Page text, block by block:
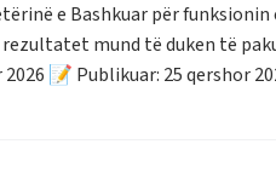
e Bashkuar për
mund të duken të
📝 Publikuar: 25 qershor